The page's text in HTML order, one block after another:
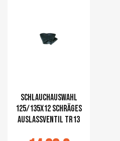
Schlauchauswahl
125/135x12 schräges
Auslassventil TR13